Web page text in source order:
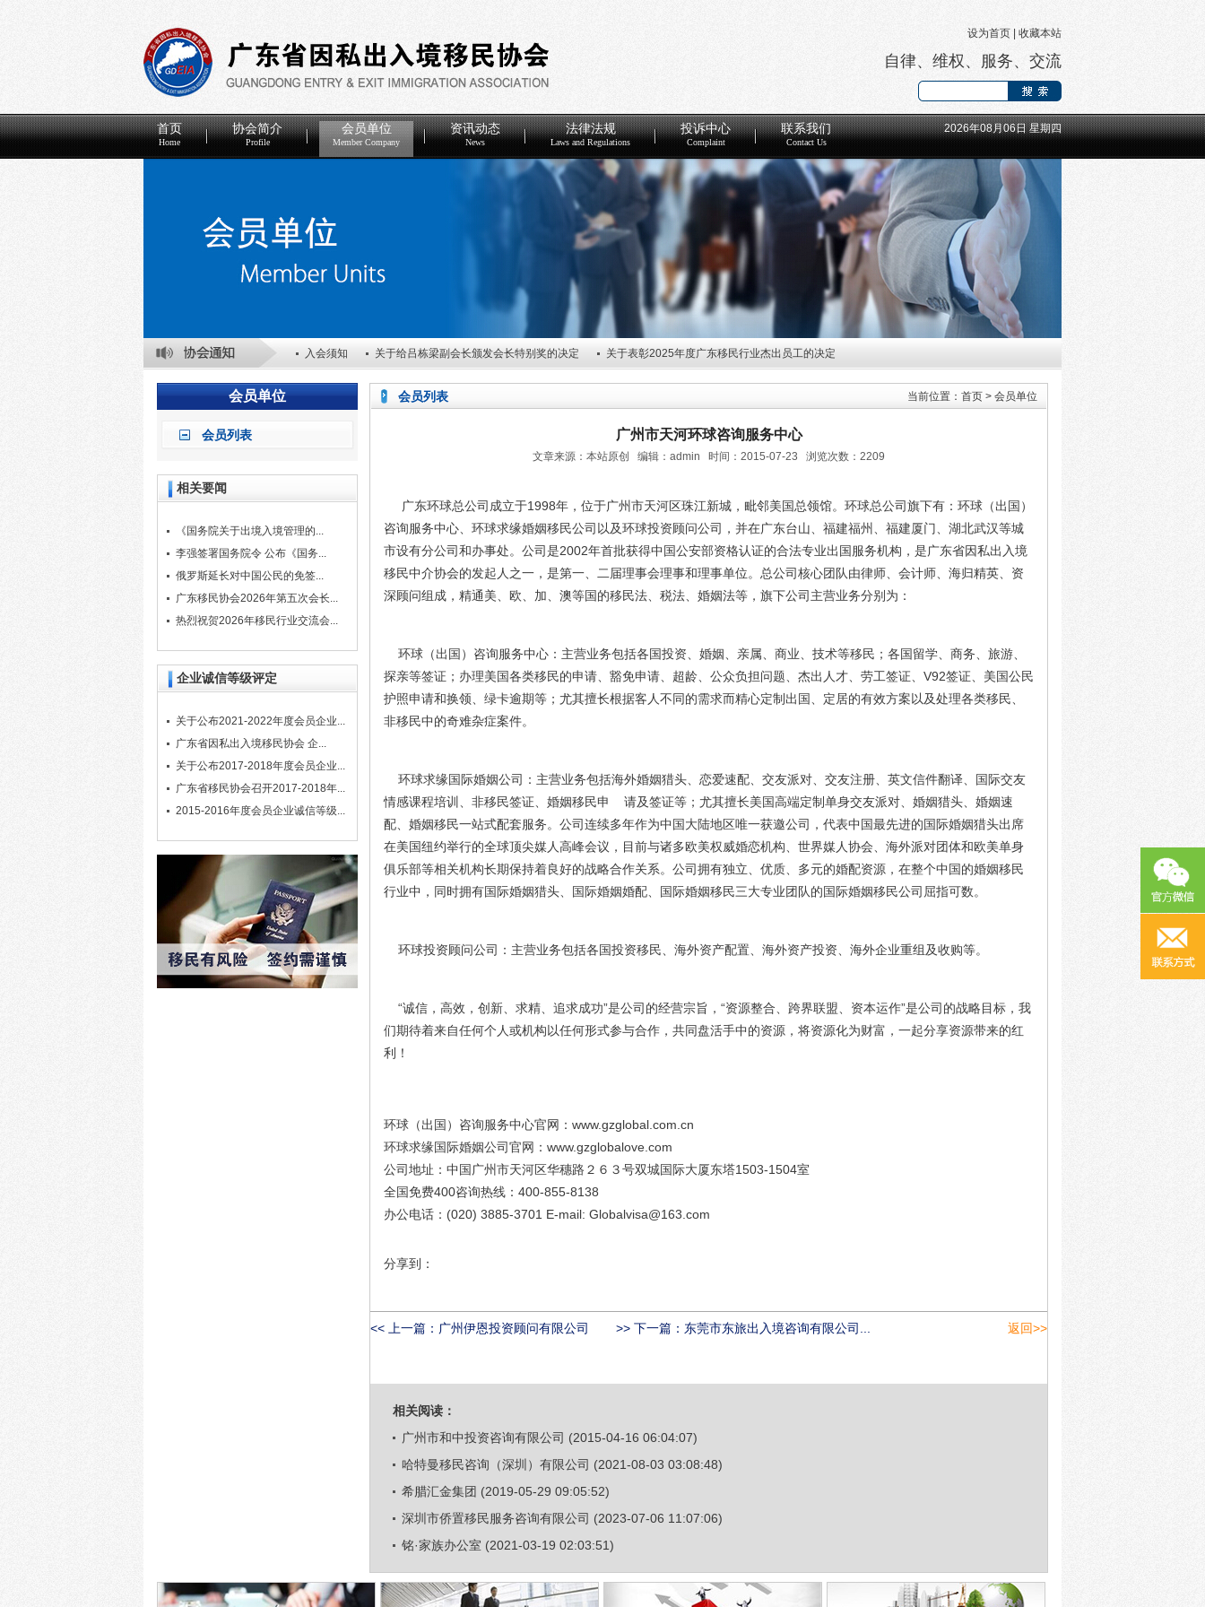
设为首页 收藏本站
自律、维权、服务、交流
首页
Home
协会简介
Profile
会员单位
Member Company
资讯动态
News
法律法规
Laws and Regulations
投诉中心
Complaint
联系我们
Contact Us
2026年08月06日 星期四
入会须知 关于给吕栋梁副会长颁发会长特别奖的决定 关于表彰2025年度广东移民行业杰出员工的决定
关于表彰2025年度优秀会员单位的决定 关于任命广东省因私出入境移民协会第五届理事会谢炎武会长等领导班子成员的通知
会员单位
会员列表
相关要闻
《国务院关于出境入境管理的...
李强签署国务院令 公布《国务...
俄罗斯延长对中国公民的免签...
广东移民协会2026年第五次会长...
热烈祝贺2026年移民行业交流会...
企业诚信等级评定
关于公布2021-2022年度会员企业...
广东省因私出入境移民协会 企...
关于公布2017-2018年度会员企业...
广东省移民协会召开2017-2018年...
2015-2016年度会员企业诚信等级...
会员列表 当前位置： 首页 > 会员单位
广州市天河环球咨询服务中心
文章来源：本站原创 编辑：admin 时间：2015-07-23 浏览次数：2209
广东环球总公司成立于1998年，位于广州市天河区珠江新城，毗邻美国总领馆。环球总公司旗下有：环球（出国）
咨询服务中心、环球求缘婚姻移民公司以及环球投资顾问公司，并在广东台山、福建福州、福建厦门、湖北武汉等城
市设有分公司和办事处。公司是2002年首批获得中国公安部资格认证的合法专业出国服务机构，是广东省因私出入境
移民中介协会的发起人之一，是第一、二届理事会理事和理事单位。总公司核心团队由律师、会计师、海归精英、资
深顾问组成，精通美、欧、加、澳等国的移民法、税法、婚姻法等，旗下公司主营业务分别为：
环球（出国）咨询服务中心：主营业务包括各国投资、婚姻、亲属、商业、技术等移民；各国留学、商务、旅游、
探亲等签证；办理美国各类移民的申请、豁免申请、超龄、公众负担问题、杰出人才、劳工签证、V92签证、美国公民
护照申请和换领、绿卡逾期等；尤其擅长根据客人不同的需求而精心定制出国、定居的有效方案以及处理各类移民、
非移民中的奇难杂症案件。
环球求缘国际婚姻公司：主营业务包括海外婚姻猎头、恋爱速配、交友派对、交友注册、英文信件翻译、国际交友
情感课程培训、非移民签证、婚姻移民申 请及签证等；尤其擅长美国高端定制单身交友派对、婚姻猎头、婚姻速
配、婚姻移民一站式配套服务。公司连续多年作为中国大陆地区唯一获邀公司，代表中国最先进的国际婚姻猎头出席
在美国纽约举行的全球顶尖媒人高峰会议，目前与诸多欧美权威婚恋机构、世界媒人协会、海外派对团体和欧美单身
俱乐部等相关机构长期保持着良好的战略合作关系。公司拥有独立、优质、多元的婚配资源，在整个中国的婚姻移民
行业中，同时拥有国际婚姻猎头、国际婚姻婚配、国际婚姻移民三大专业团队的国际婚姻移民公司屈指可数。
环球投资顾问公司：主营业务包括各国投资移民、海外资产配置、海外资产投资、海外企业重组及收购等。
“诚信，高效，创新、求精、追求成功”是公司的经营宗旨，“资源整合、跨界联盟、资本运作”是公司的战略目标，我
们期待着来自任何个人或机构以任何形式参与合作，共同盘活手中的资源，将资源化为财富，一起分享资源带来的红
利！
环球（出国）咨询服务中心官网： www.gzglobal.com.cn
环球求缘国际婚姻公司官网： www.gzglobalove.com
公司地址：中国广州市天河区华穗路２６３号双城国际大厦东塔1503-1504室
全国免费400咨询热线：400-855-8138
办公电话：(020) 3885-3701 E-mail: Globalvisa@163.com
分享到：
<< 上一篇： 广州伊恩投资顾问有限公司 >> 下一篇： 东莞市东旅出入境咨询有限公司... 返回>>
相关阅读：
广州市和中投资咨询有限公司 (2015-04-16 06:04:07)
哈特曼移民咨询（深圳）有限公司 (2021-08-03 03:08:48)
希腊汇金集团 (2019-05-29 09:05:52)
深圳市侨置移民服务咨询有限公司 (2023-07-06 11:07:06)
铭·家族办公室 (2021-03-19 02:03:51)